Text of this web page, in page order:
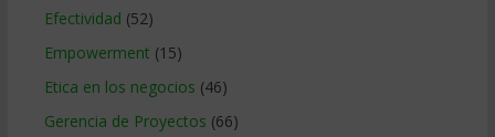
Efectividad (52)
Empowerment (15)
Etica en los negocios (46)
Gerencia de Proyectos (66)